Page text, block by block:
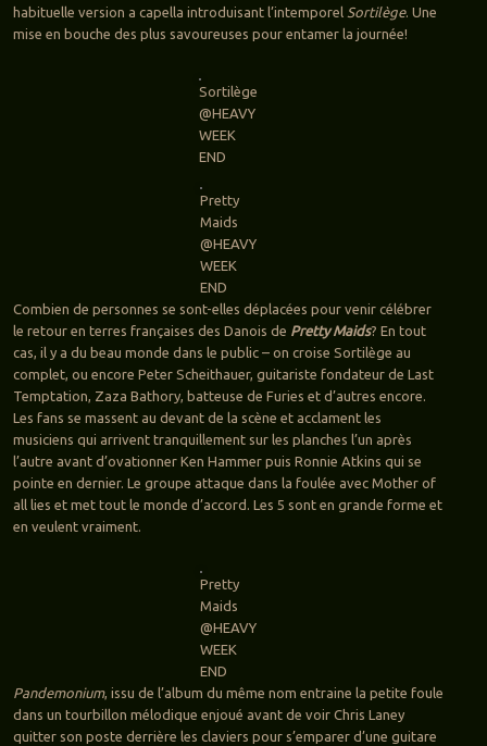
habituelle version a capella introduisant l’intemporel Sortilège. Une
mise en bouche des plus savoureuses pour entamer la journée!
Sortilège
@HEAVY
WEEK
END
Pretty
Maids
@HEAVY
WEEK
END
Combien de personnes se sont-elles déplacées pour venir célébrer
le retour en terres françaises des Danois de Pretty Maids? En tout
cas, il y a du beau monde dans le public – on croise Sortilège au
complet, ou encore Peter Scheithauer, guitariste fondateur de Last
Temptation, Zaza Bathory, batteuse de Furies et d’autres encore.
Les fans se massent au devant de la scène et acclament les
musiciens qui arrivent tranquillement sur les planches l’un après
l’autre avant d’ovationner Ken Hammer puis Ronnie Atkins qui se
pointe en dernier. Le groupe attaque dans la foulée avec Mother of
all lies et met tout le monde d’accord. Les 5 sont en grande forme et
en veulent vraiment.
Pretty
Maids
@HEAVY
WEEK
END
Pandemonium, issu de l’album du même nom entraine la petite foule
dans un tourbillon mélodique enjoué avant de voir Chris Laney
quitter son poste derrière les claviers pour s’emparer d’une guitare